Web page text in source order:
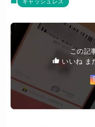
この記
いいね ま